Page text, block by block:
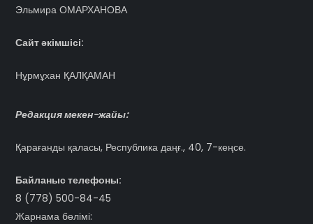
Эльмира ОМАРХАНОВА
Сайт әкімшісі:
Нұрмұхан ҚАЛҚАМАН
Редакция мекен-жайы:
Қарағанды қаласы, Республика даңғ., 40, 7-кеңсе.
Байланыс телефоны:
8 (778) 500-84-45
Жарнама бөлімі: